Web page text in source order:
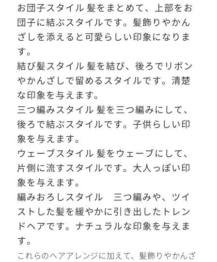
#撮影メニュー
ウエディング マタニティ
初宮参り/
百日祝い
ベビー&
キッズ
七五三
七五三
お出かけ
レンタル
卒園/入学
十歳の祝い/
十三参り
学校卒業袴
成人式
お団子スタイル 髪をまとめて、上部をお
団子に結ぶスタイルです。髪飾りやかん
ざしを添えると可愛らしい印象になりま
す。
結び髪スタイル 髪を結び、後ろでリボン
やかんざしで留めるスタイルです。清楚
な印象を与えます。
三つ編みスタイル 髪を三つ編みにして、
後ろで結ぶスタイルです。子供らしい印
象を与えます。
ウェーブスタイル 髪をウェーブにして、
片側に流すスタイルです。大人っぽい印
象を与えます。
編みおろしスタイル 三つ編みや、ツイ
ストした髪を緩やかに引き出したトレン
ドヘアです。ナチュラルな印象を与えま
す。
これらのヘアアレンジに加えて、髪飾りやかんざ